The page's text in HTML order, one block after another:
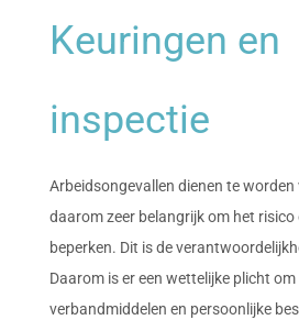
Keuringen en
inspectie
Arbeidsongevallen dienen te
daarom zeer belangrijk om het risico
beperken. Dit is de
Daarom is er een wettelijke plicht
verbandmiddelen en persoonlijke